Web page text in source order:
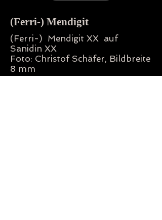
(Ferri-) Mendigit
(Ferri-) Mendigit XX auf
Sanidin XX
Foto: Christof Schäfer, Bildbreite
8 mm